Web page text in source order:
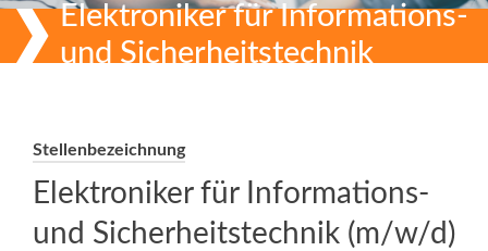
Elektroniker für Informations-
und Sicherheitstechnik
Stellenbezeichnung
Elektroniker für Informations-
und Sicherheitstechnik (m/w/d)